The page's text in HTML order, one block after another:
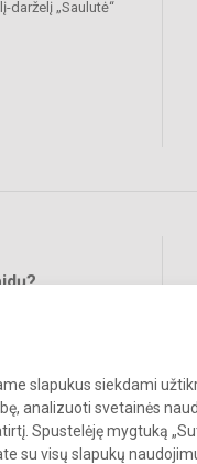
slapukus siekdami
analizuoti svetainės
Spustelėję mygtuką
su visų slapukų
darželį „Saulutė“